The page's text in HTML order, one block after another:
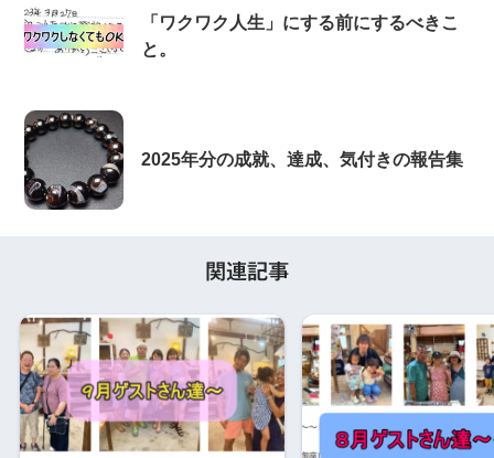
「ワクワク人生」にする前にするべきこ
と。
2025年分の成就、達成、気付きの報告集
関連記事